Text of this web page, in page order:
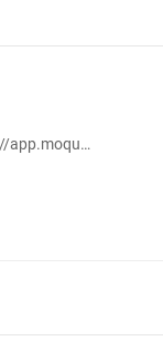
app.moqu…